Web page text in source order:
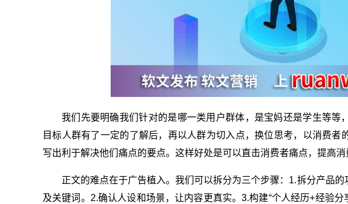
我们先要明确我们针对的是哪一类用户群体，是宝妈还是学生等等
目标人群有了一定的了解后，再以人群为切入点，换位思考，以消费
写出利于解决他们痛点的要点。这样好处是可以直击消费者痛点，提高消
正文的难点在于广告植入。我们可以拆分为三个步骤：1.拆分产品
及关键词。2.确认人设和场景，让内容更真实。3.构建“个人经历+经验